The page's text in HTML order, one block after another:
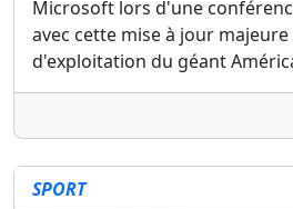
Microsoft lors d'une
avec cette mise à jour
d'exploitation du géant
SPORT